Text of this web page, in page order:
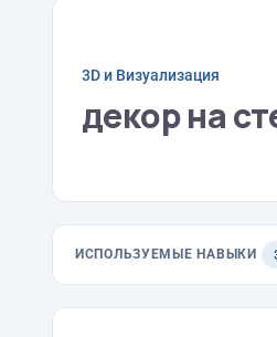
3D и Визуализация
декор на
ИСПОЛЬЗУЕМЫЕ НАВЫКИ